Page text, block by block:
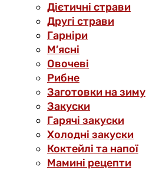
Дієтичні страви
Другі страви
Гарніри
М’ясні
Овочеві
Рибне
Заготовки на зиму
Закуски
Гарячі закуски
Холодні закуски
Коктейлі та напої
Мамині рецепти